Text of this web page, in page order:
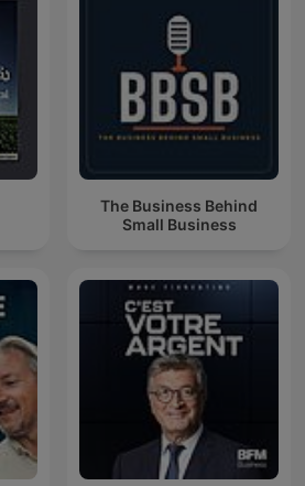
The Business Behind
Small Business